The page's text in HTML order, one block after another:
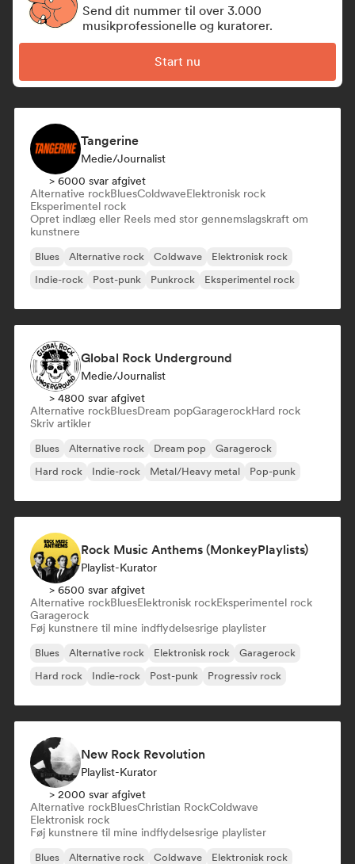
Send dit nummer til over 3.000
musikprofessionelle og kuratorer.
Start nu
Tangerine
Medie/journalist
> 6000 svar afgivet
Alternative rockBluesColdwaveElektronisk rock
Eksperimentel rock
Opret indlæg eller Reels med stor gennemslagskraft om
kunstnere
Blues Alternative rock Coldwave
Elektronisk rock
Indie-rock
Post-punk Punkrock Eksperimentel rock
Global Rock Underground
Medie/journalist
> 4800 svar afgivet
Alternative rockBluesDream popGaragerockHard rock
Skriv artikler
Blues Alternative rock Dream pop
Garagerock
Hard rock
Indie-rock Metal/Heavy metal Pop-punk
Rock Music Anthems (MonkeyPlaylists)
Playlist-Kurator
> 6500 svar afgivet
Alternative rockBluesElektronisk rockEksperimentel rock
Garagerock
Føj kunstnere til mine indflydelsesrige playlister
Blues Alternative rock Elektronisk rock
Garagerock
Hard rock
Indie-rock Post-punk Progressiv rock
New Rock Revolution
Playlist-Kurator
> 2000 svar afgivet
Alternative rockBluesChristian RockColdwave
Elektronisk rock
Føj kunstnere til mine indflydelsesrige playlister
Blues Alternative rock Coldwave
Elektronisk rock